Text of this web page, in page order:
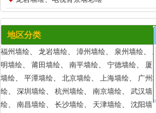
地区分类
福州墙绘、 龙岩墙绘、 漳州墙绘、 泉州墙绘、 三
明墙绘、 莆田墙绘、 南平墙绘、 宁德墙绘、 厦门
墙绘、 平潭墙绘、 北京墙绘、 上海墙绘、 广州墙
绘、 深圳墙绘、 杭州墙绘、 南京墙绘、 武汉墙
绘、 南昌墙绘、 长沙墙绘、 天津墙绘、 沈阳墙